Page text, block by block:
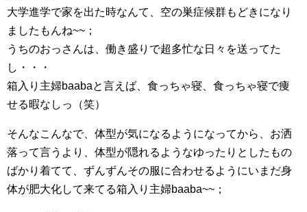
大学進学で家を出た時なんて、空の巣症候群もどきになり
ましたもんね~~；
うちのおっさんは、働き盛りで超多忙な日々を送ってた
し・・・
箱入り主婦baabaと言えば、食っちゃ寝、食っちゃ寝で痩
せる暇なしっ（笑）
そんなこんなで、体型が気になるようになってから、お洒
落って言うより、体型が隠れるようなゆったりとしたもの
ばかり着てて、ずんずんその服に合わせるようにいまだ身
体が肥大化して来てる箱入り主婦baaba~~；